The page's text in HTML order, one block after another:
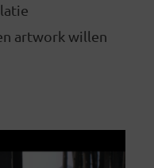
artwork willen